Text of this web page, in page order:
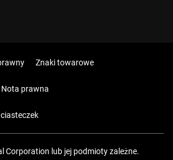
Znaki towarowe
Nota prawna
Corporation lub jej podmioty zależne.